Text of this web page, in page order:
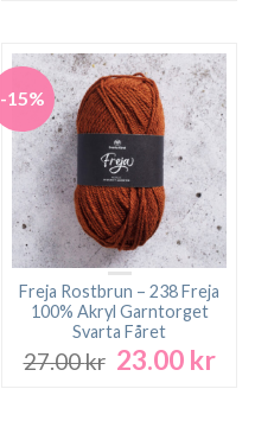
-15%
Freja Rostbrun – 238 Freja
100% Akryl Garntorget
Svarta Fåret
27.00kr Det
23.00 krDet